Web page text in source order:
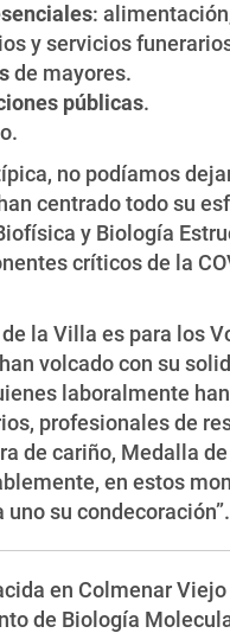
:
y servicios
de mayores.
públicas.
no podíamos
centrado todo su
y Biología
críticos de la
la Villa es para los
volcado con su
laboralmente
profesionales de
de cariño, Medalla
en estos
su condecoración”.
en Colmenar
de Biología